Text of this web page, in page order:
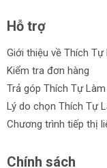
Hỗ trợ
Giới thiệu về Thích Tự
Kiểm tra đơn hàng
Trả góp Thích Tự Làm
Lý do chọn Thích Tự
Chương trình tiếp thị
Chính sách